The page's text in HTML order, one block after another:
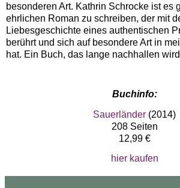
besonderen Art. Kathrin Schrocke ist es
ehrlichen Roman zu schreiben, der mit
Liebesgeschichte eines authentischen
berührt und sich auf besondere Art in
hat. Ein Buch, das lange nachhallen
Buchinfo:
Sauerländer (2014)
208 Seiten
12,99 €
hier kaufen